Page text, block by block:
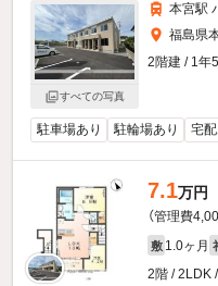
すべての写真
本宮駅
福島県
2階建 / 1年
駐車場あり 駐輪場あり 宅
7.1万円
（管理費
敷 1.0ヶ月
2階 / 2LDK